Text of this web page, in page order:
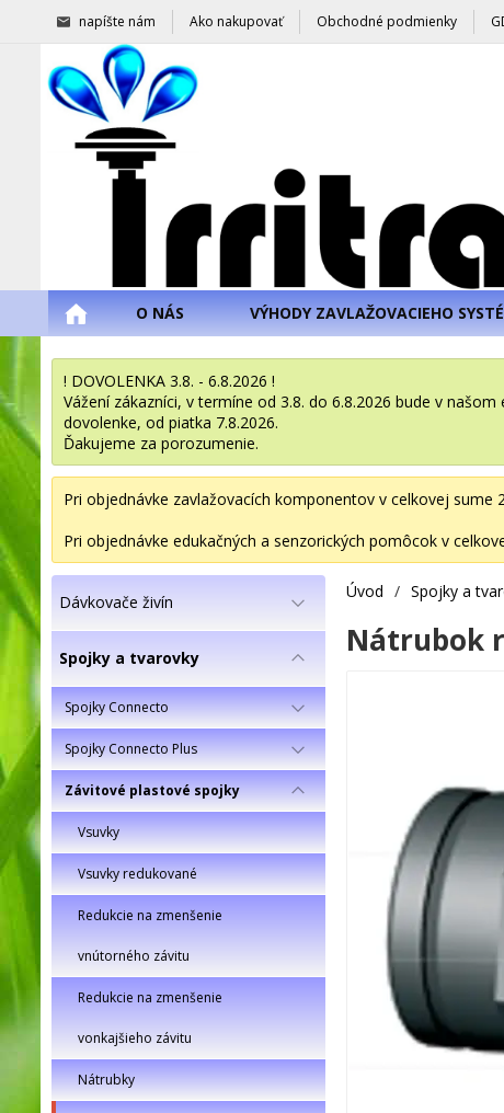
napíšte nám Ako nakupovať Obchodné podmienky
O NÁS VÝHODY ZAVLAŽOVACIEHO
! DOVOLENKA 3.8. - 6.8.2026 !
Vážení zákazníci, v termíne od 3.8. do 6.8.2026 bude v
dovolenke, od piatka 7.8.2026.
Ďakujeme za porozumenie.
Pri objednávke zavlažovacích komponentov v celkovej
Pri objednávke edukačných a senzorických pomôcok v
Dávkovače živín
Spojky a tvarovky
Spojky Connecto
Spojky Connecto Plus
Závitové plastové spojky
Vsuvky
Vsuvky redukované
Redukcie na zmenšenie
vnútorného závitu
Redukcie na zmenšenie
vonkajšieho závitu
Nátrubky
Úvod / Spojky a
Nátrubok